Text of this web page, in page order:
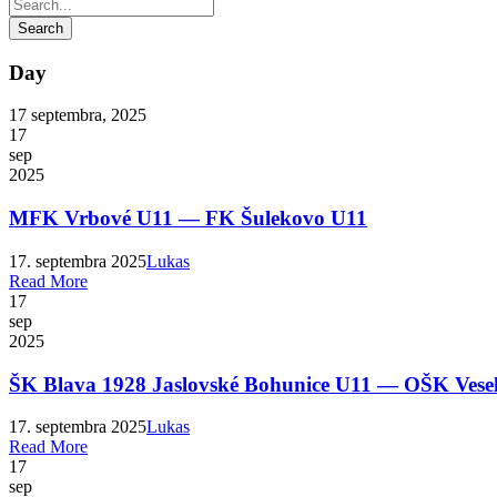
Day
17 septembra, 2025
17
sep
2025
MFK Vrbové U11 — FK Šulekovo U11
17. septembra 2025Lukas
Read More
17
sep
2025
ŠK Blava 1928 Jaslovské Bohunice U11 — OŠK
17. septembra 2025Lukas
Read More
17
sep